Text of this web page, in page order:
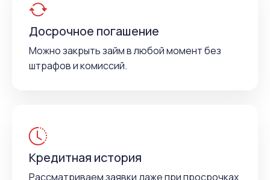
Досрочное погашение
Можно закрыть займ в любой момент без
штрафов и комиссий.
Кредитная история
Рассматриваем заявки даже при просрочках